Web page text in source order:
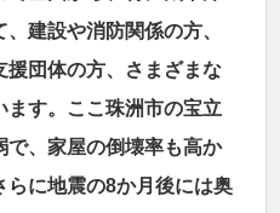
建設や消防関係の方、
援団体の方、さまざまな
す。ここ珠洲市の宝立
で、家屋の倒壊率も高か
らに地震の8か月後には奥